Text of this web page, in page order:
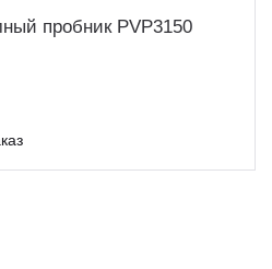
пробник PVP3150